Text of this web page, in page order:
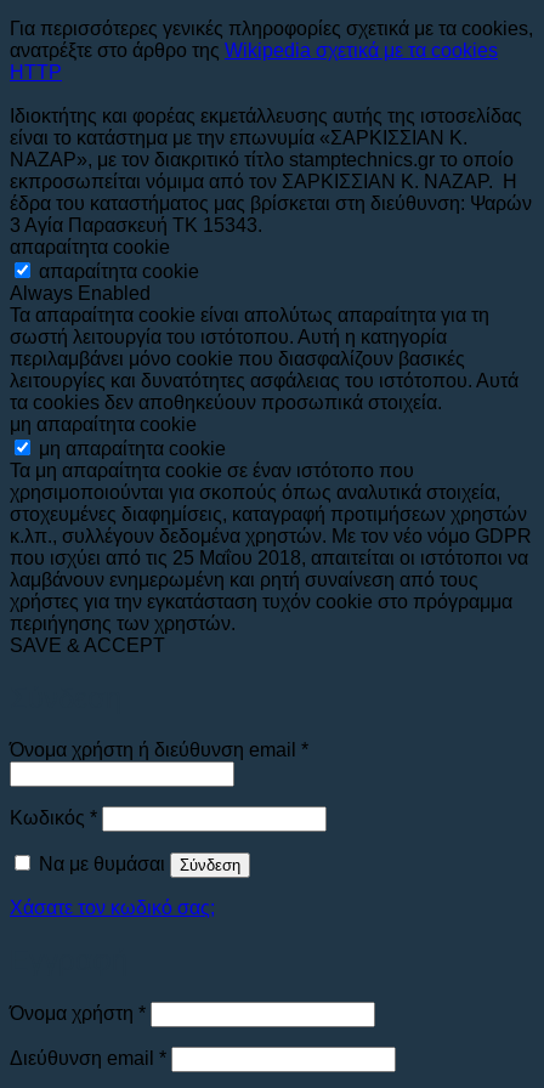
Για περισσότερες γενικές πληροφορίες σχετικά με τα cookies,
ανατρέξτε στο άρθρο της Wikipedia σχετικά με τα cookies
HTTP
Ιδιοκτήτης και φορέας εκμετάλλευσης αυτής της ιστοσελίδας
είναι το κατάστημα με την επωνυμία «ΣΑΡΚΙΣΣΙΑΝ Κ.
ΝΑΖΑΡ», με τον διακριτικό τίτλο stamptechnics.gr το οποίο
εκπροσωπείται νόμιμα από τον ΣΑΡΚΙΣΣΙΑΝ Κ. ΝΑΖΑΡ. Η
έδρα του καταστήματος μας βρίσκεται στη διεύθυνση: Ψαρών
3 Αγία Παρασκευή ΤΚ 15343.
απαραίτητα cookie
απαραίτητα cookie
Always Enabled
Τα απαραίτητα cookie είναι απολύτως απαραίτητα για τη
σωστή λειτουργία του ιστότοπου. Αυτή η κατηγορία
περιλαμβάνει μόνο cookie που διασφαλίζουν βασικές
λειτουργίες και δυνατότητες ασφάλειας του ιστότοπου. Αυτά
τα cookies δεν αποθηκεύουν προσωπικά στοιχεία.
μη απαραίτητα cookie
μη απαραίτητα cookie
Τα μη απαραίτητα cookie σε έναν ιστότοπο που
χρησιμοποιούνται για σκοπούς όπως αναλυτικά στοιχεία,
στοχευμένες διαφημίσεις, καταγραφή προτιμήσεων χρηστών
κ.λπ., συλλέγουν δεδομένα χρηστών. Με τον νέο νόμο GDPR
που ισχύει από τις 25 Μαΐου 2018, απαιτείται οι ιστότοποι να
λαμβάνουν ενημερωμένη και ρητή συναίνεση από τους
χρήστες για την εγκατάσταση τυχόν cookie στο πρόγραμμα
περιήγησης των χρηστών.
SAVE & ACCEPT
Όνομα χρήστη ή διεύθυνση email *Απαιτείται
Κωδικός *Απαιτείται
Να με θυμάσαι Σύνδεση
Χάσατε τον κωδικό σας;
Όνομα χρήστη *Απαιτείται
Διεύθυνση email *Απαιτείται